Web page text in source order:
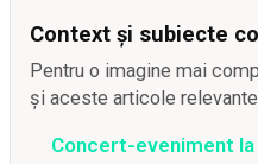
Context și subiecte
Pentru o imagine mai
și aceste articole
Concert-eveniment